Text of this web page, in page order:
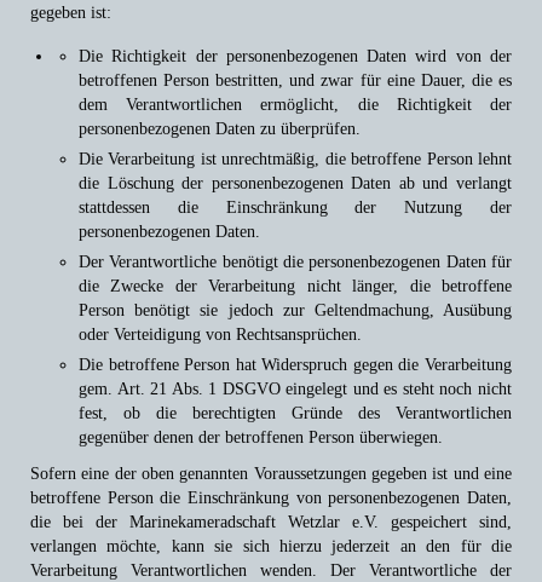
gegeben ist:
Die Richtigkeit der personenbezogenen Daten wird von der
betroffenen Person bestritten, und zwar für eine Dauer, die es
dem Verantwortlichen ermöglicht, die Richtigkeit der
personenbezogenen Daten zu überprüfen.
Die Verarbeitung ist unrechtmäßig, die betroffene Person lehnt
die Löschung der personenbezogenen Daten ab und verlangt
stattdessen die Einschränkung der Nutzung der
personenbezogenen Daten.
Der Verantwortliche benötigt die personenbezogenen Daten für
die Zwecke der Verarbeitung nicht länger, die betroffene
Person benötigt sie jedoch zur Geltendmachung, Ausübung
oder Verteidigung von Rechtsansprüchen.
Die betroffene Person hat Widerspruch gegen die Verarbeitung
gem. Art. 21 Abs. 1 DSGVO eingelegt und es steht noch nicht
fest, ob die berechtigten Gründe des Verantwortlichen
gegenüber denen der betroffenen Person überwiegen.
Sofern eine der oben genannten Voraussetzungen gegeben ist und eine
betroffene Person die Einschränkung von personenbezogenen Daten,
die bei der Marinekameradschaft Wetzlar e.V. gespeichert sind,
verlangen möchte, kann sie sich hierzu jederzeit an den für die
Verarbeitung Verantwortlichen wenden. Der Verantwortliche der